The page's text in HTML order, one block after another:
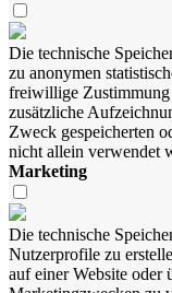
Die technische
zu anonymen
freiwillige Zustimmung
zusätzliche
Zweck gespeicherten
nicht allein verwendet
Marketing
Die technische
Nutzerprofile zu
auf einer Website oder